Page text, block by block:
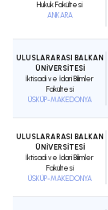
Hukuk Fakültesi
ANKARA
ULUSLARARASI BALKAN
ÜNİVERSİTESİ
İktisadi ve İdari Bilimler
Fakültesi
ÜSKÜP-MAKEDONYA
ULUSLARARASI BALKAN
ÜNİVERSİTESİ
İktisadi ve İdari Bilimler
Fakültesi
ÜSKÜP-MAKEDONYA